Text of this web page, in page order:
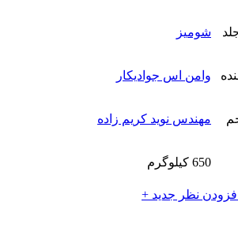
شومیز
وامن اس جواديکار
مهندس نوید کریم زاده
650 کیلوگرم
نظر جدید +